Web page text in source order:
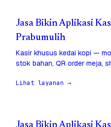
Jasa Bikin Aplikasi
Prabumulih
Kasir khusus kedai kopi —
stok bahan, QR order meja,
Lihat layanan →